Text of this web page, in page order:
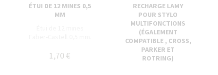
ÉTUI DE 12 MINES 0,5
MM
1,70 €
RECHARGE LAMY
POUR STYLO
MULTIFONCTIONS
(ÉGALEMENT
COMPATIBLE , CROSS,
PARKER ET
ROTRING)